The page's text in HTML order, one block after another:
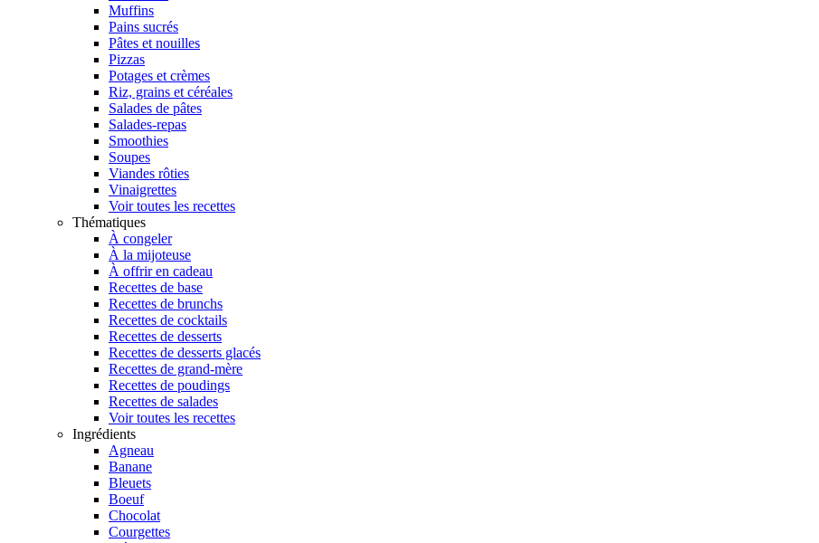
Muffins
Pains sucrés
Pâtes et nouilles
Pizzas
Potages et crèmes
Riz, grains et céréales
Salades de pâtes
Salades-repas
Smoothies
Soupes
Viandes rôties
Vinaigrettes
Voir toutes les recettes
Thématiques
À congeler
À la mijoteuse
À offrir en cadeau
Recettes de base
Recettes de brunchs
Recettes de cocktails
Recettes de desserts
Recettes de desserts glacés
Recettes de grand-mère
Recettes de poudings
Recettes de salades
Voir toutes les recettes
Ingrédients
Agneau
Banane
Bleuets
Boeuf
Chocolat
Courgettes